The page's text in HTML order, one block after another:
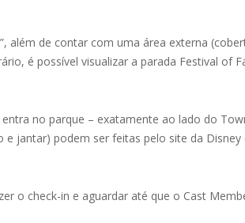
além de contar com uma área externa
é possível visualizar a parada Festival of
no parque – exatamente ao lado do
jantar) podem ser feitas pelo site da Disney
o check-in e aguardar até que o Cast